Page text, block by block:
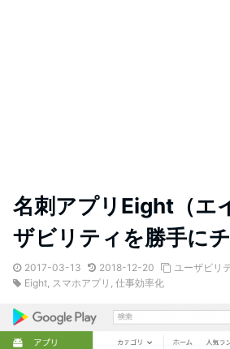
名刺アプリEight（エ
ザビリティを勝手に
2017-03-13 2018-12-20 ユーザビリ
Eight, スマホアプリ , 仕事効率化